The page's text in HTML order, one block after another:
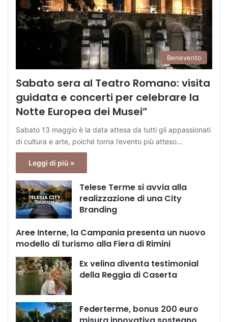
Benevento
Sabato sera al Teatro Romano: visita
guidata e concerti per celebrare la
Notte Europea dei Musei”
Sabato 13 maggio è la data attesa da tutti gli appassionati
di cultura e arte, poiché torna l’evento più atteso…
Leggi di più »
Telese Terme si avvia alla
realizzazione di una City
Branding
Aree Interne, la Campania presenta un nuovo
modello di turismo alla Fiera di Rimini
Ex velina diventa testimonial
della Reggia di Caserta
Federterme, bonus 200 euro